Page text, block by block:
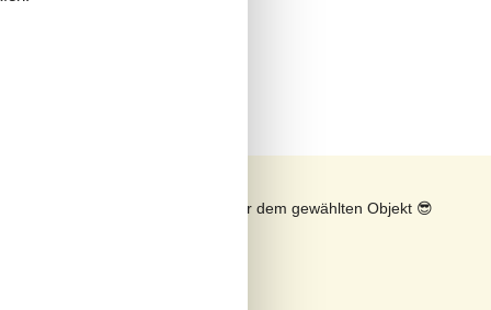
Sonnenstand über dem gewählten Objekt 😎